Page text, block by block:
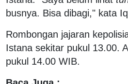
busnya. Bisa dibagi," kata
Rombongan jajaran
Istana sekitar pukul 13.00.
pukul 14.00 WIB.